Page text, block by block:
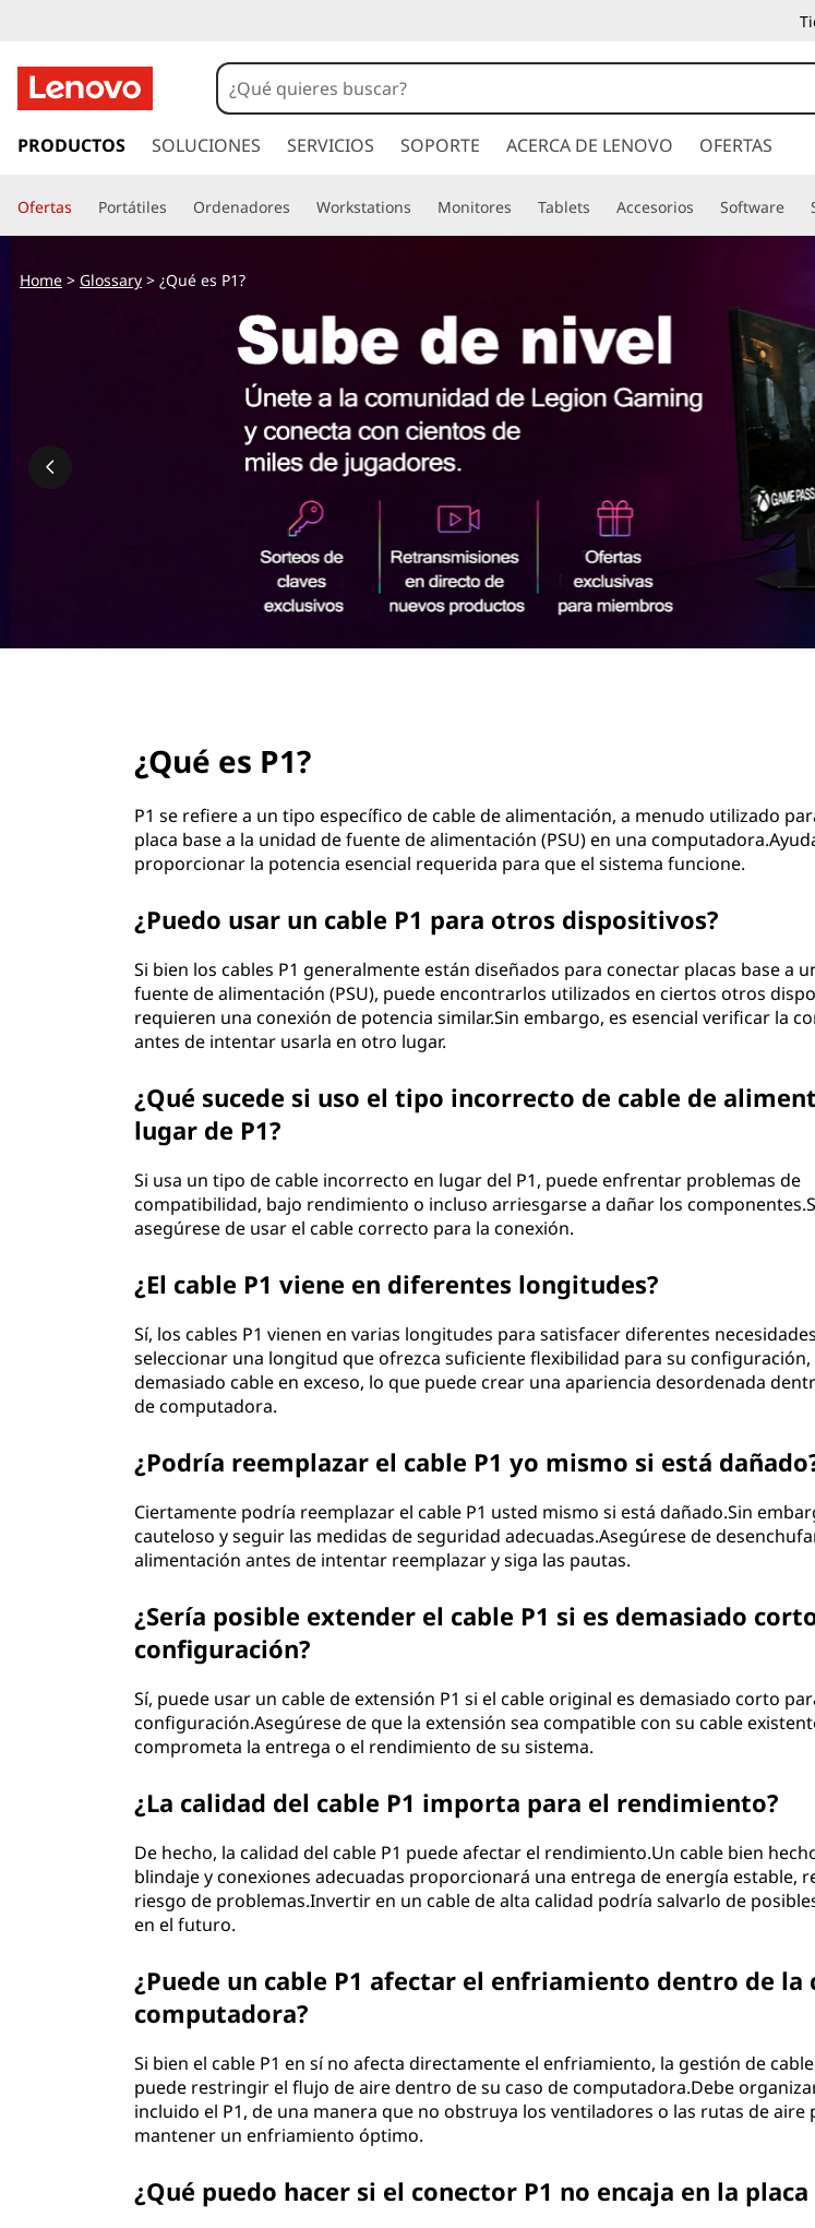
r
c
o
t
PRODUCTOS SOLUCIONES SERVICIOS SOPORTE ACERCA DE LENOVO OFERTAS
Ofertas Portátiles Ordenadores Workstations Monitores Tablets Accesorios Software
Home > Glossary > ¿Qué es P1?
¿Qué es P1?
P1 se refiere a un tipo específico de cable de alimentación, a menudo utilizado
placa base a la unidad de fuente de alimentación (PSU) en una
proporcionar la potencia esencial requerida para que el sistema funcione.
¿Puedo usar un cable P1 para otros dispositivos?
Si bien los cables P1 generalmente están diseñados para conectar placas base a
fuente de alimentación (PSU), puede encontrarlos utilizados en ciertos otros
requieren una conexión de potencia similar.Sin embargo, es esencial verificar la
antes de intentar usarla en otro lugar.
¿Qué sucede si uso el tipo incorrecto de cable de
lugar de P1?
Si usa un tipo de cable incorrecto en lugar del P1, puede enfrentar problemas de
compatibilidad, bajo rendimiento o incluso arriesgarse a dañar los
asegúrese de usar el cable correcto para la conexión.
¿El cable P1 viene en diferentes longitudes?
Sí, los cables P1 vienen en varias longitudes para satisfacer diferentes
seleccionar una longitud que ofrezca suficiente flexibilidad para su
demasiado cable en exceso, lo que puede crear una apariencia desordenada
de computadora.
¿Podría reemplazar el cable P1 yo mismo si está
Ciertamente podría reemplazar el cable P1 usted mismo si está dañado.Sin
cauteloso y seguir las medidas de seguridad adecuadas.Asegúrese de
alimentación antes de intentar reemplazar y siga las pautas.
¿Sería posible extender el cable P1 si es demasiado
configuración?
Sí, puede usar un cable de extensión P1 si el cable original es demasiado corto
configuración.Asegúrese de que la extensión sea compatible con su cable
comprometa la entrega o el rendimiento de su sistema.
¿La calidad del cable P1 importa para el rendimiento?
De hecho, la calidad del cable P1 puede afectar el rendimiento.Un cable bien
blindaje y conexiones adecuadas proporcionará una entrega de energía estable,
riesgo de problemas.Invertir en un cable de alta calidad podría salvarlo de
en el futuro.
¿Puede un cable P1 afectar el enfriamiento dentro de la
computadora?
Si bien el cable P1 en sí no afecta directamente el enfriamiento, la gestión de
puede restringir el flujo de aire dentro de su caso de computadora.Debe
incluido el P1, de una manera que no obstruya los ventiladores o las rutas de aire
mantener un enfriamiento óptimo.
¿Qué puedo hacer si el conector P1 no encaja en la placa